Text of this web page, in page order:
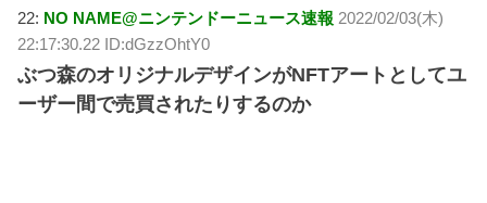
22: NO NAME@ニンテンドーニュース速報 2022/02/03(木)
22:17:30.22 ID:dGzzOhtY0
ぶつ森のオリジナルデザインがNFTアートとしてユ
ーザー間で売買されたりするのか